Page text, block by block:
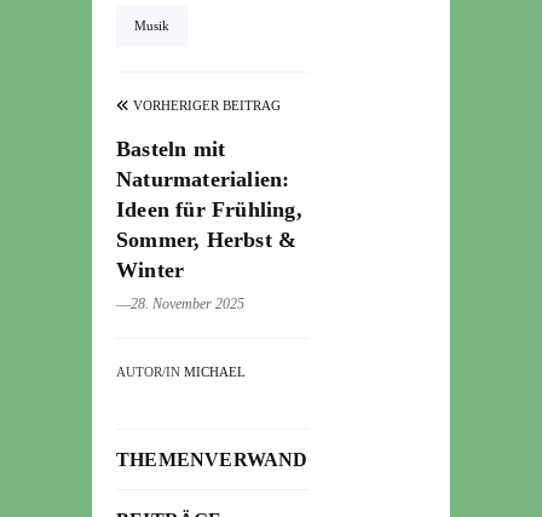
Musik
VORHERIGER BEITRAG
Basteln mit
Naturmaterialien:
Ideen für Frühling,
Sommer, Herbst &
Winter
―28. November 2025
AUTOR/IN MICHAEL
THEMENVERWANDTE